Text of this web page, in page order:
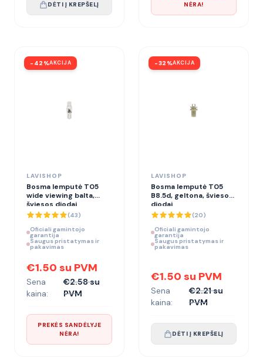
DĖTI Į KREPŠELĮ
NĖRA!
- 42 %AKCIJA
LAVISHOP
Bosma lemputė T05
wide viewing balta,
šviesos diodai
(43)
Oficiali gamintojo
garantija
Saugus pristatymas ir
pakavimas
€1.50 su PVM
Sena
kaina:
€2.58 su
PVM
PREKĖS SANDĖLYJE
NĖRA!
-32 %AKCIJA
LAVISHOP
Bosma lemputė T05
B8.5d, geltona, šviesos
diodai
(20)
Oficiali gamintojo
garantija
Saugus pristatymas ir
pakavimas
€1.50 su PVM
Sena
kaina:
€2.21 su
PVM
DĖTI Į KREPŠELĮ